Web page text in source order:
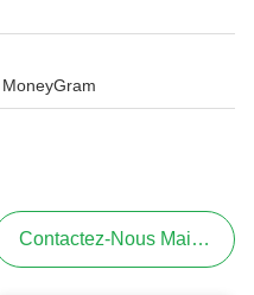
Contactez-Nous Maintenant